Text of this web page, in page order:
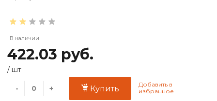
В наличии
422.03 руб.
/ шт
- + Купить